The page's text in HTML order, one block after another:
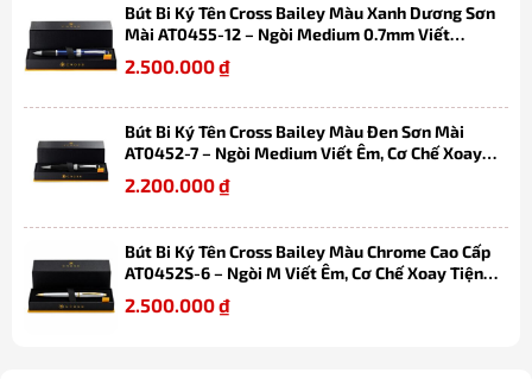
Bút Bi Ký Tên Cross Bailey Màu Xanh Dương Sơn
Mài AT0455-12 – Ngòi Medium 0.7mm Viết
Mượt, Thay Refill Dễ Dàng Kèm Hộp Quà
2.500.000₫
Bút Bi Ký Tên Cross Bailey Màu Đen Sơn Mài
AT0452-7 – Ngòi Medium Viết Êm, Cơ Chế Xoay
Tiện Lợi, Thay Refill Dễ Dàng Kèm Hộp
2.200.000₫
Bút Bi Ký Tên Cross Bailey Màu Chrome Cao Cấp
AT0452S-6 – Ngòi M Viết Êm, Cơ Chế Xoay Tiện
Lợi, Thay Refill Dễ Dàng Kèm Hộp
2.500.000₫